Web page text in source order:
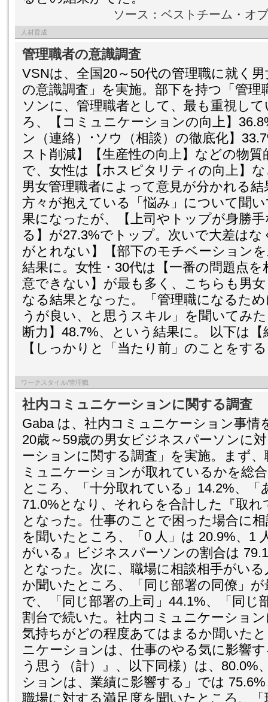
ソース：ベストチーム・オ
人材育成
管理職者の意識調査
VSNは、全国20～50代の管理職に就く
の意識調査」を実施。部下を持つ「管
ソンに、管理職者として、最も重視し
ろ、【コミュニケーションの向上】
ン（連絡）･ソウ（相談）の徹底化】
スト削減】【生産性の向上】などの物
で、女性は【ホスピタリティの向上】
男女管理職者によって意見が分かれる
方々が抱えている「悩み」について聞
果になったが、【上司やトップが身勝
る】が27.3%でトップ。次いで大差は
がとれない】【部下のモチベーション
結果に。女性・30代は【一番の問題点
意できない】が最も多く、こちらも男
なる結果となった。「管理職になるた
うが良い、と思うスキル」を聞いてみ
断力】48.7%、という結果に。 以下は
【しっかりと「当たり前」のことをす
ワークスタイル/管理職
社内コミュニケーションに関する調査
Gaba は、社内コミュニケーション事情
20歳～59歳の男女ビジネスパーソンに
ーションに関する調査」を実施。まず
ミュニケーションが取れているかを総
ところ、「十分取れている」14.2%、
71.0%となり、それらを合計した『取
となった。仕事のことで困った場合に
を聞いたところ、「0 人」は 20.9%、1
がいる』ビジネスパーソンの割合は
となった。次に、職場に相談相手がい
か聞いたところ、「同じ部署の同僚」
で、「同じ部署の上司」44.1%、「同じ
割台で続いた。社内コミュニケーショ
気持ちがどの程度あてはまるか聞いた
ニケーションは、仕事のやる気に影響
う思う（計）』、以下同様）は、80.0%
ションは、業績に影響する」では
職場に対する満足度を聞いたところ、